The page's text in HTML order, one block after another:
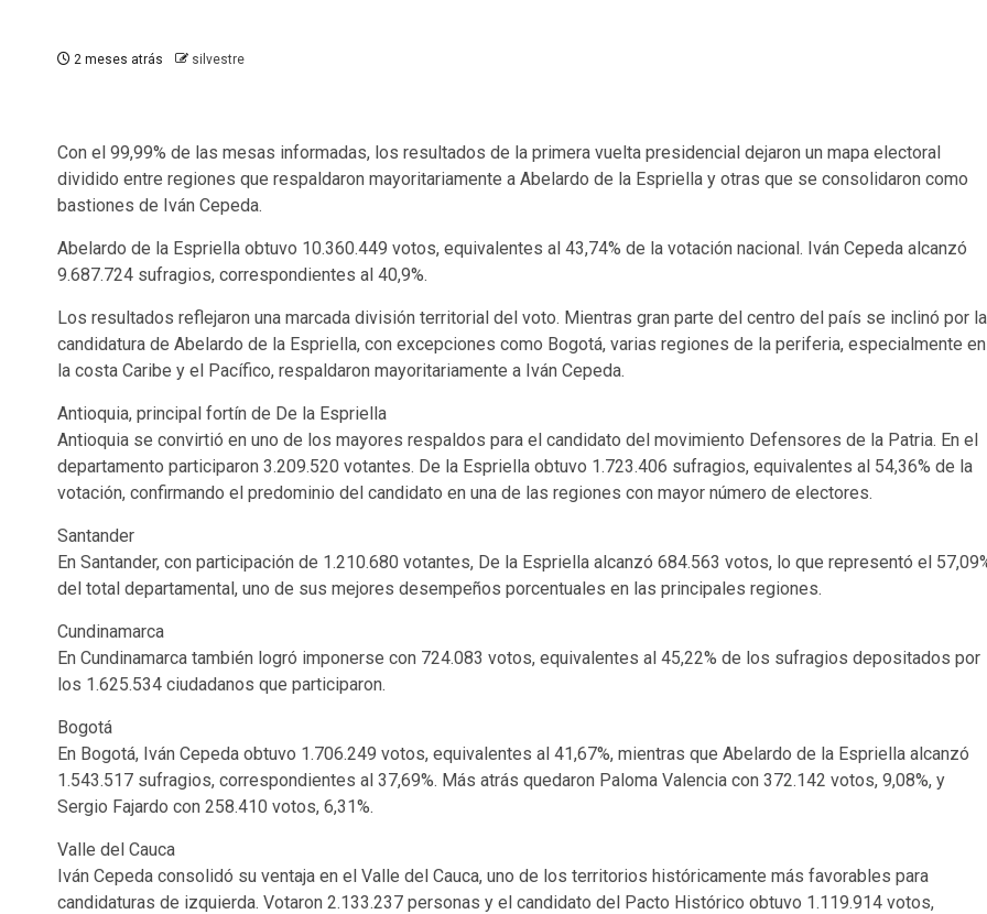
2 meses atrás silvestre
Con el 99,99% de las mesas informadas, los resultados de la primera vuelta presidencial dejaron un mapa electoral
dividido entre regiones que respaldaron mayoritariamente a Abelardo de la Espriella y otras que se consolidaron como
bastiones de Iván Cepeda.
Abelardo de la Espriella obtuvo 10.360.449 votos, equivalentes al 43,74% de la votación nacional. Iván Cepeda alcanzó
9.687.724 sufragios, correspondientes al 40,9%.
Los resultados reflejaron una marcada división territorial del voto. Mientras gran parte del centro del país se inclinó por la
candidatura de Abelardo de la Espriella, con excepciones como Bogotá, varias regiones de la periferia, especialmente en
la costa Caribe y el Pacífico, respaldaron mayoritariamente a Iván Cepeda.
Antioquia, principal fortín de De la Espriella
Antioquia se convirtió en uno de los mayores respaldos para el candidato del movimiento Defensores de la Patria. En el
departamento participaron 3.209.520 votantes. De la Espriella obtuvo 1.723.406 sufragios, equivalentes al 54,36% de la
votación, confirmando el predominio del candidato en una de las regiones con mayor número de electores.
Santander
En Santander, con participación de 1.210.680 votantes, De la Espriella alcanzó 684.563 votos, lo que representó el
del total departamental, uno de sus mejores desempeños porcentuales en las principales regiones.
Cundinamarca
En Cundinamarca también logró imponerse con 724.083 votos, equivalentes al 45,22% de los sufragios depositados por
los 1.625.534 ciudadanos que participaron.
Bogotá
En Bogotá, Iván Cepeda obtuvo 1.706.249 votos, equivalentes al 41,67%, mientras que Abelardo de la Espriella alcanzó
1.543.517 sufragios, correspondientes al 37,69%. Más atrás quedaron Paloma Valencia con 372.142 votos, 9,08%, y
Sergio Fajardo con 258.410 votos, 6,31%.
Valle del Cauca
Iván Cepeda consolidó su ventaja en el Valle del Cauca, uno de los territorios históricamente más favorables para
candidaturas de izquierda. Votaron 2.133.237 personas y el candidato del Pacto Histórico obtuvo 1.119.914 votos,